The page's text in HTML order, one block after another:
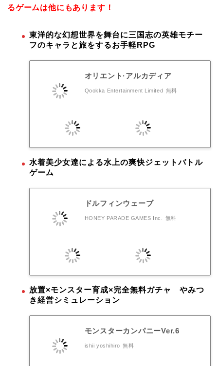
るゲームは他にもあります！
東洋的な幻想世界を舞台に三国志の英雄モチー
フのキャラと旅をするお手軽RPG
オリエント·アルカディア
Qookka Entertainment Limited 無料
水着美少女達による水上の爽快ジェットバトル
ゲーム
ドルフィンウェーブ
HONEY PARADE GAMES Inc. 無料
放置×モンスター育成×完全無料ガチャ やみつ
き経営シミュレーション
モンスターカンパニーVer.6
ishii yoshihiro 無料